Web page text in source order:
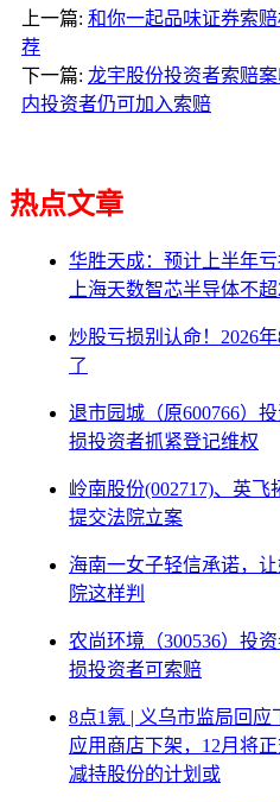
上一篇: 和你一起品味证券索
荐
下一篇: 龙宇股份投资者索赔
内投资者仍可加入索赔
热点文章
华胜天成：预计上半年
上海天数智芯半导体不
炒股亏损别认命！2026
了
退市园城（原600766）
损投资者抓紧登记维权
岭南股份(002717)、英飞
提交法院立案
海南一女子轻信承诺，
院这样判
农尚环境（300536）投
损投资者可索赔
8点1氪 | 义乌市监局回
应用商店下架，12月将
减持股份的计划或